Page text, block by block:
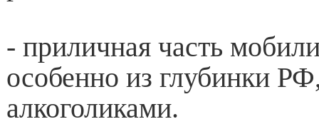
- приличная часть
особенно из глубинки
алкоголиками.